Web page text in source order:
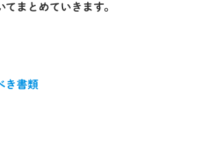
まとめていきます。
き書類